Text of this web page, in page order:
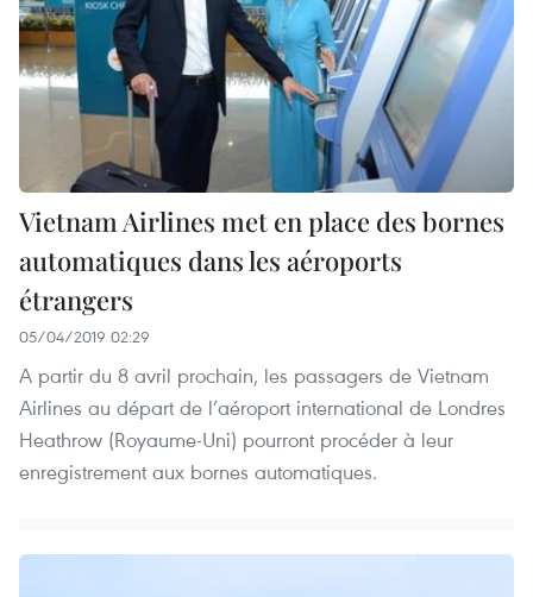
Vietnam Airlines met en place des bornes
automatiques dans les aéroports
étrangers
05/04/2019 02:29
A partir du 8 avril prochain, les passagers de Vietnam
Airlines au départ de l’aéroport international de Londres
Heathrow (Royaume-Uni) pourront procéder à leur
enregistrement aux bornes automatiques.